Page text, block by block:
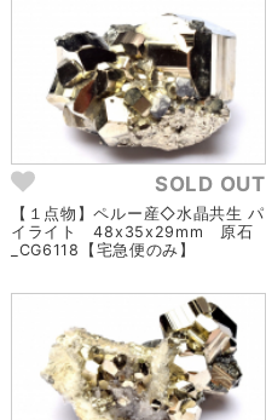
SOLD OUT
【１点物】ペルー産◇水晶共生 パ
イライト 48x35x29mm 原石
_CG6118【宅急便のみ】